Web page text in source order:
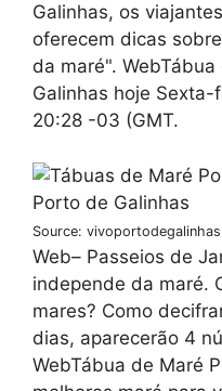
Galinhas, os
oferecem dicas
da maré".
Galinhas hoje
20:28 -03 (GMT.
Source:
Web– Passeios de
independe da maré.
mares? Como
dias, aparecerão 4
WebTábua de Maré